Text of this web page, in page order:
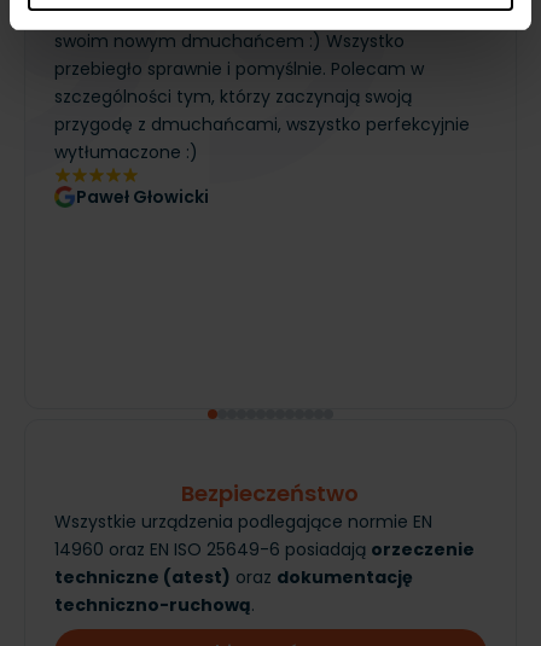
przyjemność, tydzień po prezentacji wróciliśmy ze
swoim nowym dmuchańcem :) Wszystko
przebiegło sprawnie i pomyślnie. Polecam w
szczególności tym, którzy zaczynają swoją
przygodę z dmuchańcami, wszystko perfekcyjnie
wytłumaczone :)
Paweł Głowicki
Bezpieczeństwo
Wszystkie urządzenia podlegające normie EN
14960 oraz EN ISO 25649-6 posiadają orzeczenie
techniczne (atest) oraz dokumentację
techniczno-ruchową.